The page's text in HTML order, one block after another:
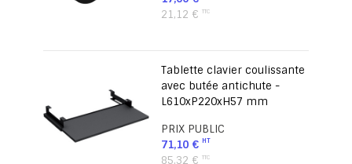
21,12 €
Tablette clavier coulissante
avec butée antichute -
L610xP220xH57 mm
PRIX PUBLIC
71,10 €
85,32 €